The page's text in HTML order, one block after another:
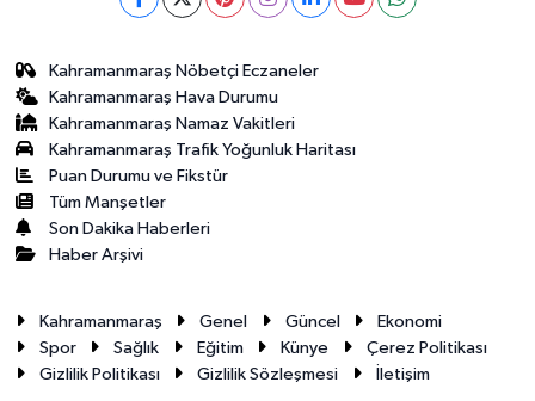
Kahramanmaraş Nöbetçi Eczaneler
Kahramanmaraş Hava Durumu
Kahramanmaraş Namaz Vakitleri
Kahramanmaraş Trafik Yoğunluk Haritası
Puan Durumu ve Fikstür
Tüm Manşetler
Son Dakika Haberleri
Haber Arşivi
Kahramanmaraş Genel Güncel
Ekonomi
Spor
Sağlık Eğitim Künye
Çerez Politikası
Gizlilik Politikası
Gizlilik Sözleşmesi İletişim